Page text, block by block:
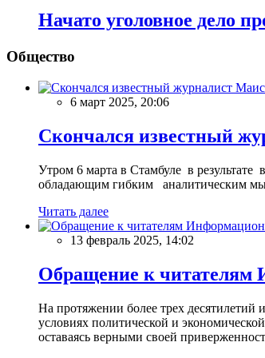
Начато уголовное дело
Общество
6 март 2025, 20:06
Скончался известный
Утром 6 марта в Стамбуле в
обладающим гибким аналитическим
Читать далее
13 февраль 2025, 14:02
Обращение к читателям
На протяжении более трех
условиях политической и
оставаясь верными своей